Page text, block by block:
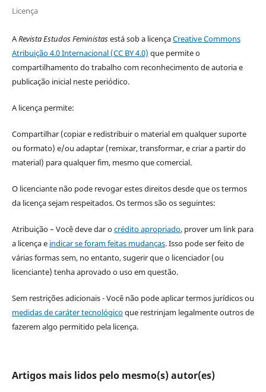
Licença
ARevista Estudos Feministasestá sob a licençaCreative Commons
Atribuição 4.0 Internacional (CC BY 4.0) que permite o
compartilhamento do trabalho com reconhecimento de autoria e
publicação inicial neste periódico.
A licença permite:
Compartilhar (copiar e redistribuir o material em qualquer suporte
ou formato) e/ou adaptar (remixar, transformar, e criar a partir do
material) para qualquer fim, mesmo que comercial.
O licenciante não pode revogar estes direitos desde que os termos
da licença sejam respeitados. Os termos são os seguintes:
Atribuição – Você deve dar ocrédito apropriado, prover um link para
a licença e indicar se foram feitas mudanças. Isso pode ser feito de
várias formas sem, no entanto, sugerir que o licenciador (ou
licenciante) tenha aprovado o uso em questão.
Sem restrições adicionais - Você não pode aplicar termos jurídicos ou
medidas de caráter tecnológicoque restrinjam legalmente outros de
fazerem algo permitido pela licença.
Artigos mais lidos pelo mesmo(s) autor(es)